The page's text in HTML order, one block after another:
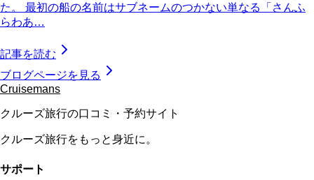
た。 最初の船の名前はサブネームのつかない単なる「さんふ
らわあ…
記事を読む
ブログページを見る
Cruisemans
クルーズ旅行の口コミ・予約サイト
クルーズ旅行をもっと身近に。
サポート